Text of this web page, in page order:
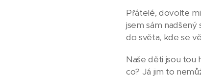
Přátelé, dovolte
jsem sám nadšený
do světa, kde se
Naše děti jsou tou
co? Já jim to